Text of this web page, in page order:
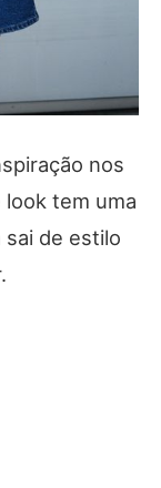
nos
look tem uma
de estilo